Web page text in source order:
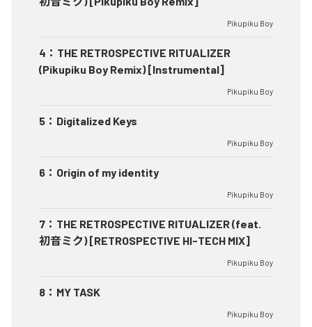
Pikupiku Boy
4 ： THE RETROSPECTIVE RITUALIZER
(Pikupiku Boy Remix) [Instrumental]
Pikupiku Boy
5 ： Digitalized Keys
Pikupiku Boy
6 ： Origin of my identity
Pikupiku Boy
7 ： THE RETROSPECTIVE RITUALIZER (feat.
初音ミク) [RETROSPECTIVE HI-TECH MIX]
Pikupiku Boy
8 ： MY TASK
Pikupiku Boy